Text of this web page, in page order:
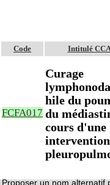
Code Intitulé
FCFA017
Curage
hile du
du
cours d'une
intervention
Proposer un nom alternatif